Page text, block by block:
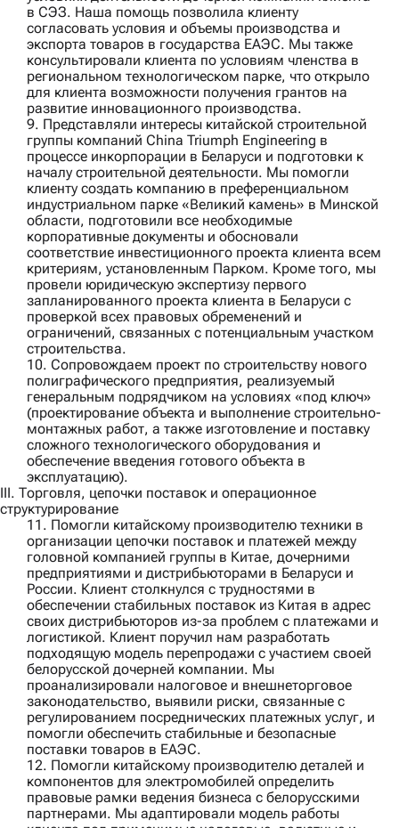
в СЭЗ. Наша помощь позволила клиенту
согласовать условия и объемы производства и
экспорта товаров в государства ЕАЭС. Мы также
консультировали клиента по условиям членства в
региональном технологическом парке, что открыло
для клиента возможности получения грантов на
развитие инновационного производства.
9. Представляли интересы китайской строительной
группы компаний China Triumph Engineering в
процессе инкорпорации в Беларуси и подготовки к
началу строительной деятельности. Мы помогли
клиенту создать компанию в преференциальном
индустриальном парке «Великий камень» в Минской
области, подготовили все необходимые
корпоративные документы и обосновали
соответствие инвестиционного проекта клиента всем
критериям, установленным Парком. Кроме того, мы
провели юридическую экспертизу первого
запланированного проекта клиента в Беларуси с
проверкой всех правовых обременений и
ограничений, связанных с потенциальным участком
строительства.
10. Сопровождаем проект по строительству нового
полиграфического предприятия, реализуемый
генеральным подрядчиком на условиях «под ключ»
(проектирование объекта и выполнение строительно-
монтажных работ, а также изготовление и поставку
сложного технологического оборудования и
обеспечение введения готового объекта в
эксплуатацию).
III. Торговля, цепочки поставок и операционное
структурирование
11. Помогли китайскому производителю техники в
организации цепочки поставок и платежей между
головной компанией группы в Китае, дочерними
предприятиями и дистрибьюторами в Беларуси и
России. Клиент столкнулся с трудностями в
обеспечении стабильных поставок из Китая в адрес
своих дистрибьюторов из-за проблем с платежами и
логистикой. Клиент поручил нам разработать
подходящую модель перепродажи с участием своей
белорусской дочерней компании. Мы
проанализировали налоговое и внешнеторговое
законодательство, выявили риски, связанные с
регулированием посреднических платежных услуг, и
помогли обеспечить стабильные и безопасные
поставки товаров в ЕАЭС.
12. Помогли китайскому производителю деталей и
компонентов для электромобилей определить
правовые рамки ведения бизнеса с белорусскими
партнерами. Мы адаптировали модель работы